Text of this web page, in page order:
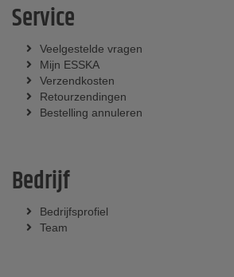
Service
Veelgestelde vragen
Mijn ESSKA
Verzendkosten
Retourzendingen
Bestelling annuleren
Bedrijf
Bedrijfsprofiel
Team